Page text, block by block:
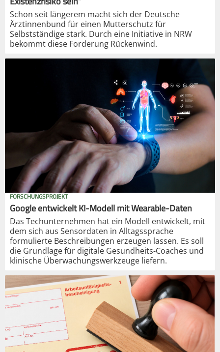
Schon seit längerem macht sich der Deutsche
Ärztinnenbund für einen Mutterschutz für
Selbstständige stark. Durch eine Initiative in NRW
bekommt diese Forderung Rückenwind.
FORSCHUNGSPROJEKT
Google entwickelt KI-Modell mit Wearable-Daten
Das Techunternehmen hat ein Modell entwickelt, mit
dem sich aus Sensordaten in Alltagssprache
formulierte Beschreibungen erzeugen lassen. Es soll
die Grundlage für digitale Gesundheits-Coaches und
klinische Überwachungswerkzeuge liefern.